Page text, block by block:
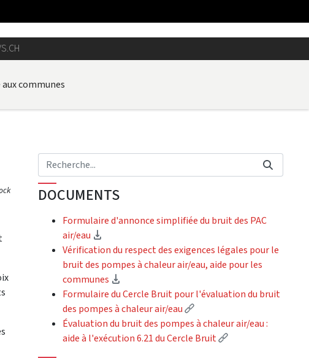
communes
DOCUMENTS
Formulaire d'annonce simplifiée du bruit des PAC
air/eau
Vérification du respect des exigences légales pour le
bruit des pompes à chaleur air/eau, aide pour les
communes
Formulaire du Cercle Bruit pour l'évaluation du bruit
des pompes à chaleur air/eau
(Lien externe)
Évaluation du bruit des pompes à chaleur air/eau :
aide à l'exécution 6.21 du Cercle Bruit
(Lien externe)